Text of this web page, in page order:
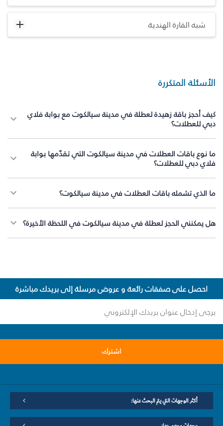
شبه القارة الهندية
الأسئلة المتكررة
كيف أحجز باقة زهيدة لعطلة في مدينة سيالكوت مع بوابة فلاي
دبي للعطلات؟
ما نوع باقات العطلات في مدينة سيالكوت التي تقدّمها بوابة
فلاي دبي للعطلات؟
ما الذي تشمله باقات العطلات في مدينة سيالكوت؟
هل يمكنني الحجز لعطلة في مدينة سيالكوت في اللحظة الأخيرة؟
احصل على صفقات رائعة و عروض مرسلة إلى بريدك مباشرة
اشترك
أكثر الوجهات التي يتم البحث عنها: